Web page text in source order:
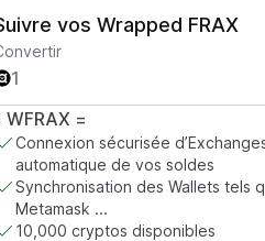
vos Wrapped FRAX
WFRAX =
Connexion sécurisée
automatique de vos soldes
Synchronisation des Wallets tels
Metamask ...
10,000 cryptos disponibles